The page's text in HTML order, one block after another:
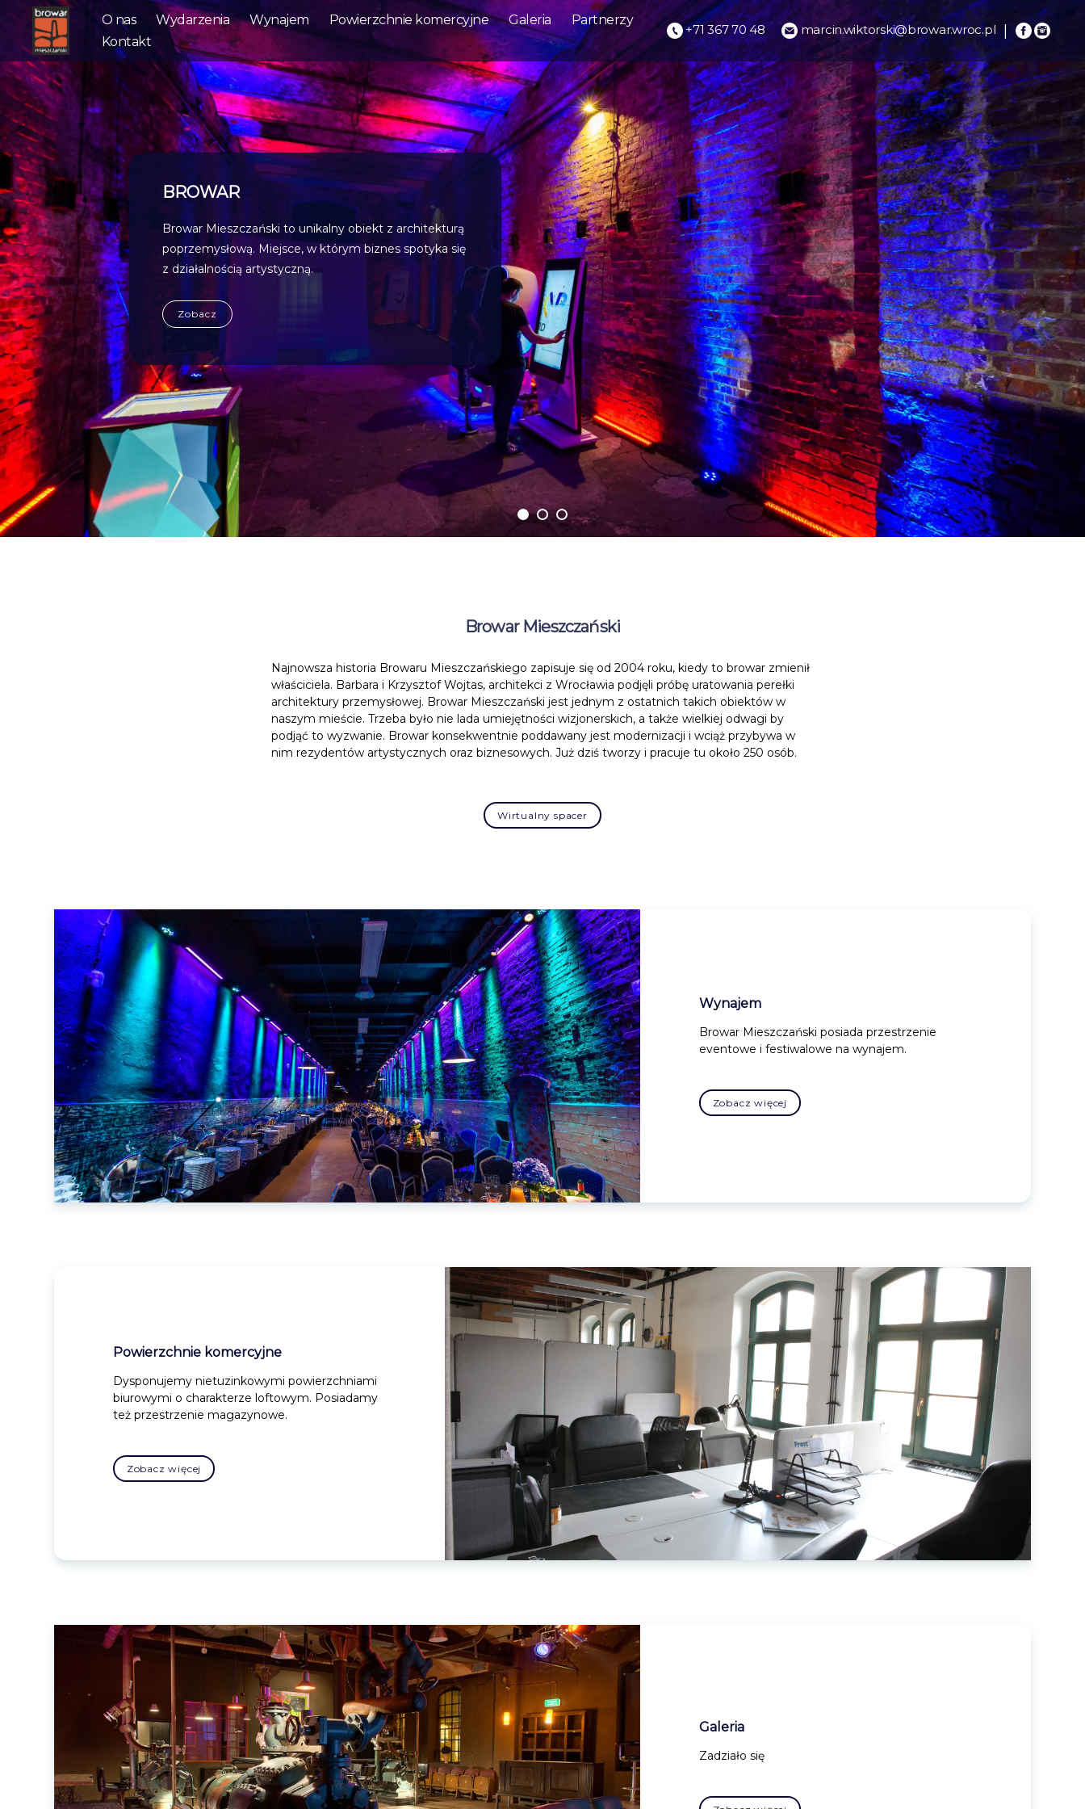
Browar
Mieszczański
O nas Wydarzenia Wynajem Powierzchnie komercyjne Galeria
Partnerzy
Kontakt
+71 367 70 48 marcin.wiktorski@browar.wroc.pl |
EVENTY
Sale browaru idealnie nadają się na różnorodne eventy,
a dziedzińce zapraszają do działań plenerowych w
towarzystwie starych murów.
Zobacz
Browar Mieszczański
Najnowsza historia Browaru Mieszczańskiego zapisuje się od 2004 roku, kiedy to browar zmienił
właściciela. Barbara i Krzysztof Wojtas, architekci z Wrocławia podjęli próbę uratowania perełki
architektury przemysłowej. Browar Mieszczański jest jednym z ostatnich takich obiektów w
naszym mieście. Trzeba było nie lada umiejętności wizjonerskich, a także wielkiej odwagi by
podjąć to wyzwanie. Browar konsekwentnie poddawany jest modernizacji i wciąż przybywa w
nim rezydentów artystycznych oraz biznesowych. Już dziś tworzy i pracuje tu około 250 osób.
Wirtualny spacer
Wynajem
Browar Mieszczański posiada przestrzenie
eventowe i festiwalowe na wynajem.
Zobacz więcej
Powierzchnie komercyjne
Dysponujemy nietuzinkowymi powierzchniami
biurowymi o charakterze loftowym. Posiadamy
też przestrzenie magazynowe.
Zobacz więcej
Galeria
Zadziało się